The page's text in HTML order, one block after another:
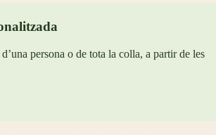
persona o de tota la colla, a partir de les